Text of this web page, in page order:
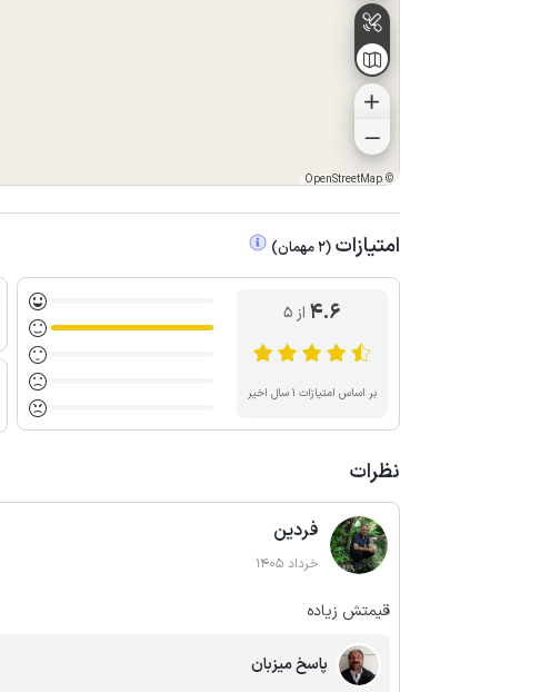
©
OpenStreetMap
امتیازات (
2مهمان)
4.6 از ۵
بر اساس امتیازات ۱ سال اخیر
نظرات
فردین
خرداد 1405
قیمتش زیاده
پاسخ میزبان